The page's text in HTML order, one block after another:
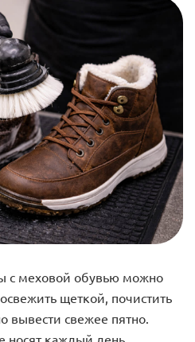
с меховой обувью можно
щеткой, почистить
вывести свежее пятно.
каждый день,